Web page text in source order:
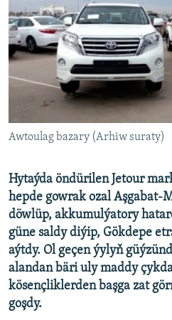
Awtoulag bazary (Arhiw suraty)
Hytaýda öndürilen Jetour
hepde gowrak ozal Aşgabat-
döwlüp, akkumulýatory
güne saldy diýip, Gökdepe
aýtdy. Ol geçen ýylyň
alandan bäri uly maddy
kösençliklerden başga zat
goşdy.